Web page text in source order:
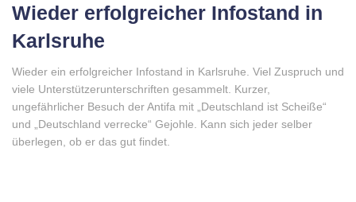
Wieder erfolgreicher Infostand in
Karlsruhe
Wieder ein erfolgreicher Infostand in Karlsruhe. Viel Zuspruch und
viele Unterstützerunterschriften gesammelt. Kurzer,
ungefährlicher Besuch der Antifa mit „Deutschland ist Scheiße“
und „Deutschland verrecke“ Gejohle. Kann sich jeder selber
überlegen, ob er das gut findet.